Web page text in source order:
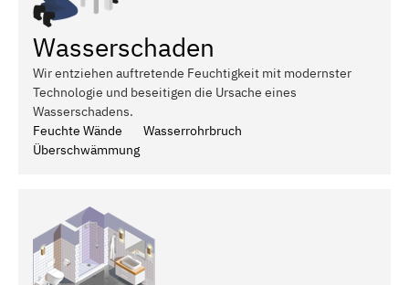
Wasserschaden
Wir entziehen auftretende Feuchtigkeit mit modernster
Technologie und beseitigen die Ursache eines
Wasserschadens.
Feuchte Wände
Wasserrohrbruch
Überschwämmung